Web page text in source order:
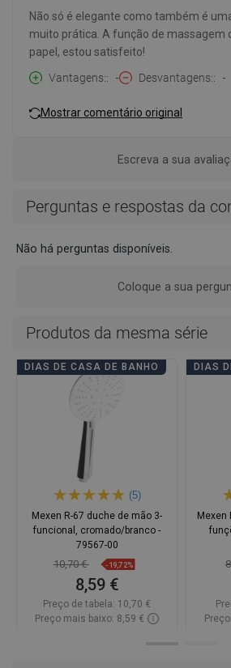
Não só é elegante como também é
muito prática. A função de massagem
papel, estou satisfeito!
Vantagens:
- Desvantagens: -
Mostrar comentário original
Escreva a sua
Perguntas e respostas da
Não há perguntas disponíveis.
Coloque a sua
Produtos da mesma série
DIAS DE CASA DE BANHO
(5)
Mexen R-67 duche de mão 3-
funcional, cromado/branco -
79567-00
10,70 € -19,72%
8,59 €
Preço de tabela: 10,70 €
Preço mais baixo: 8,59 €
DIAS
Mexen